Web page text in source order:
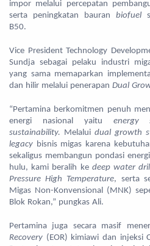
impor melalui percepatan
serta peningkatan bauran biofuel
B50.
Vice President Technology
Sundja sebagai pelaku industri
yang sama memaparkan
dan hilir melalui penerapan Dual
“Pertamina berkomitmen penuh
energi nasional yaitu energy
sustainability. Melalui dual growth
legacy bisnis migas karena
sekaligus membangun pondasi
hulu, kami beralih ke deep water
Pressure High Temperature, serta
Migas Non-Konvensional (MNK)
Blok Rokan,” pungkas Ali.
Pertamina juga secara masif
Recovery (EOR) kimiawi dan injeksi